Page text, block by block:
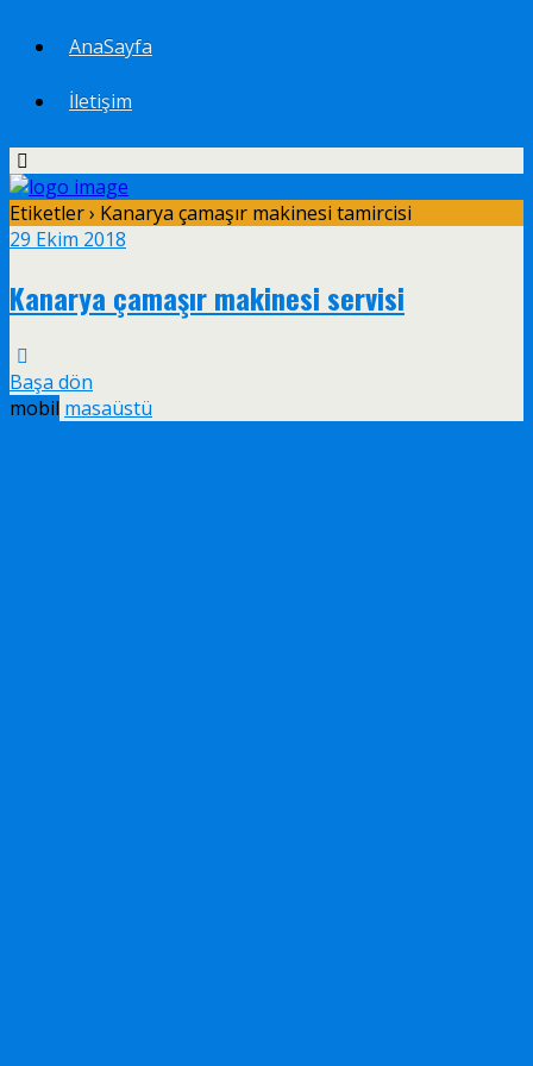
AnaSayfa
İletişim
Etiketler › Kanarya çamaşır makinesi tamircisi
29 Ekim 2018
Kanarya çamaşır makinesi servisi
Başa dön
mobil masaüstü